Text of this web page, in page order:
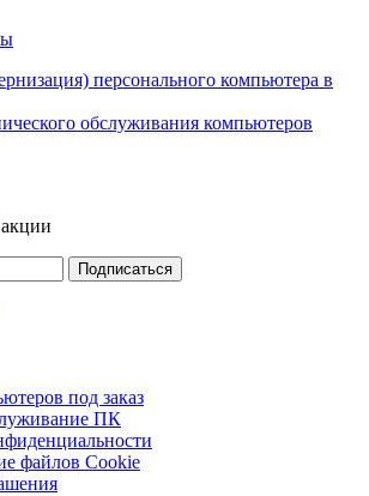
персонального компьютера в
обслуживания компьютеров
Подписаться
под заказ
ПК
файлов Cookie